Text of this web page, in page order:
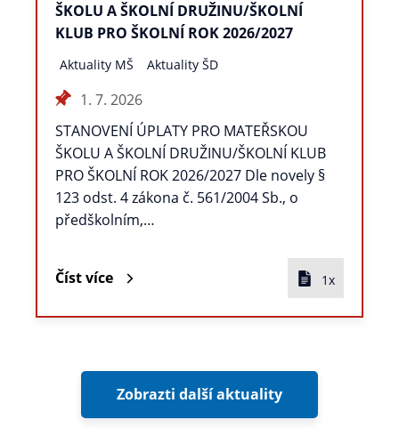
ŠKOLU A ŠKOLNÍ DRUŽINU/ŠKOLNÍ
KLUB PRO ŠKOLNÍ ROK 2026/2027
Aktuality MŠ Aktuality ŠD
1. 7. 2026
STANOVENÍ ÚPLATY PRO MATEŘSKOU
ŠKOLU A ŠKOLNÍ DRUŽINU/ŠKOLNÍ KLUB
PRO ŠKOLNÍ ROK 2026/2027 Dle novely §
123 odst. 4 zákona č. 561/2004 Sb., o
předškolním,…
Číst více 1x
Zobrazti další aktuality